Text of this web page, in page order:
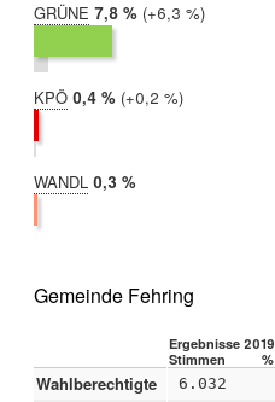
GRÜNE 2019:
7,8 %
2017:
1,4 %
Differenz:
+6,3 %
KPÖ 2019:
0,4 %
2017:
0,2 %
Differenz:
+0,2 %
WANDL 2019:
0,3 %
Gemeinde Fehring
Ergebnisse 2019
Stimmen
%
Wahlberechtigte 6.032